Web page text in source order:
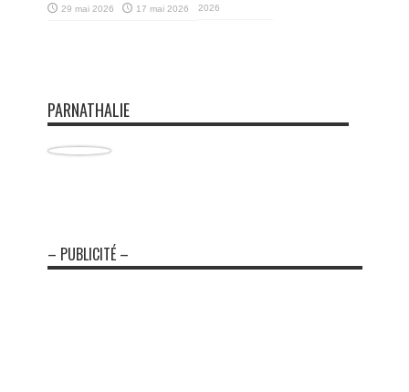
29 mai 2026 17 mai 2026
2026
PARNATHALIE
– PUBLICITÉ –